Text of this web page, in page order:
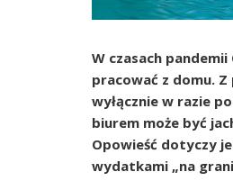
W czasach
pracować z domu.
wyłącznie w razie
biurem może być
Opowieść dotyczy
wydatkami „na